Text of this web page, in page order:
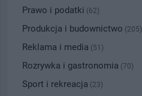
Prawo i podatki (62)
Produkcja i budownictwo (205)
Reklama i media (51)
Rozrywka i gastronomia (70)
Sport i rekreacja (23)